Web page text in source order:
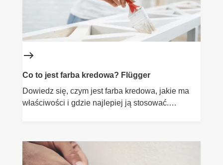
Co to jest farba kredowa? Flügger
Dowiedz się, czym jest farba kredowa, jakie ma
właściwości i gdzie najlepiej ją stosować.